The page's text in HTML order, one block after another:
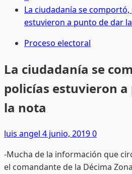
La ciudadanía se
estuvieron a punto de dar
Proceso electoral
La ciudadanía se
policías estuvieron
la nota
luis angel 4 junio, 20190
-Mucha de la información que
el comandante de la Décima